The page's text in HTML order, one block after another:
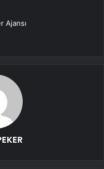
Ajansı